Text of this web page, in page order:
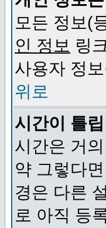
모든 정보(
인 정보 링
사용자 정
위로
시간이 틀
시간은 거
약 그렇다
경은 다른
로 아직 등